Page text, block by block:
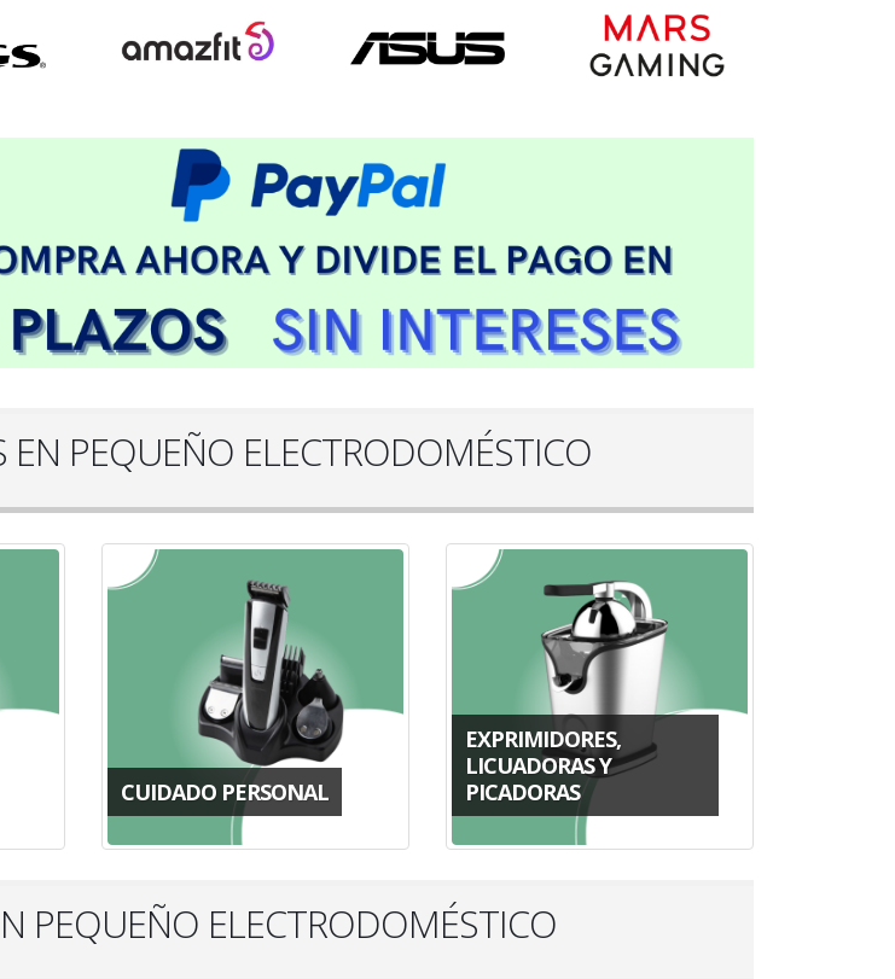
EN PEQUEÑO ELECTRODOMÉSTICO
CUIDADO PERSONAL
EXPRIMIDORES,
LICUADORAS Y
PICADORAS
PEQUEÑO ELECTRODOMÉSTICO